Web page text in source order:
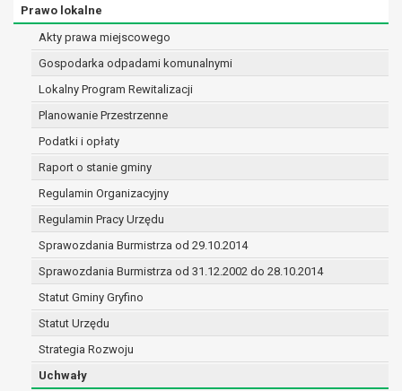
Prawo lokalne
Akty prawa miejscowego
Gospodarka odpadami komunalnymi
Lokalny Program Rewitalizacji
Planowanie Przestrzenne
Podatki i opłaty
Raport o stanie gminy
Regulamin Organizacyjny
Regulamin Pracy Urzędu
Sprawozdania Burmistrza od 29.10.2014
Sprawozdania Burmistrza od 31.12.2002 do 28.10.2014
Statut Gminy Gryfino
Statut Urzędu
Strategia Rozwoju
Uchwały
W związku z przetwarzaniem danych w celu wskazanym
udostępniane innym upoważnionym odbiorcom lub
osobowych. Odbiorcami mogą być:
podmioty, które przetwarzają dane osobowe w
zawartej z nim umowy powierzenia przetwarzania
podmioty upoważnione do odbioru danych
przepisów prawa.
Pani/Pana dane osobowe będą przetwarzane przez
jakiego zostały zebrane oraz zgodnie z terminami
W przypadku, gdy dane osobowe przetwarzane są na
dotyczą przetwarzanie odbywa się do czasu wycofania
W przypadku, gdy dane osobowe przetwarzane są w
przetwarzanie odbywa się przez okres niezbędny do
czasie w zakresie wymaganym przez przepisy prawa
roszczeń, a w przypadku wyrażenia zgody na
rozliczeniu umowy, do czasu wycofania tej zgody.
Ponadto w przypadku umów o dofinansowanie dane
przechowywane są przez okres wynikający z umowy o
beneficjentem a określoną instytucją, trwałości danego